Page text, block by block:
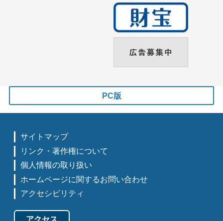
PC版
サイトマップ
リンク・著作権について
個人情報の取り扱い
ホームページに関するお問い合わせ
アクセシビリティ